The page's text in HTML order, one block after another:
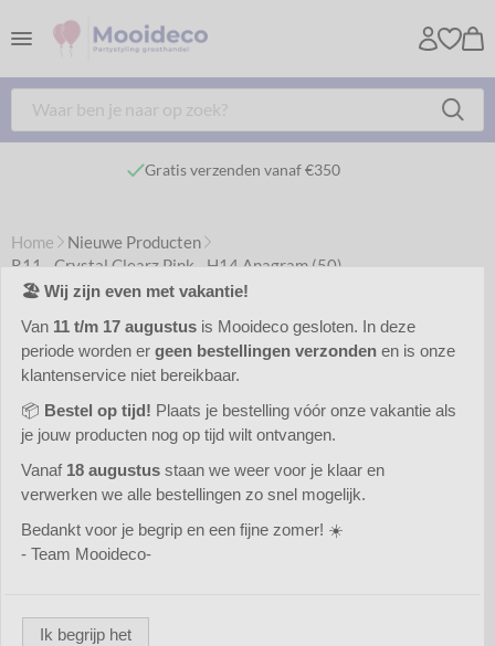
Gratis verzenden vanaf €350
Home
Nieuwe Producten
R11 - Crystal Clearz Pink - H14 Anagram (50)
🏖️ Wij zijn even met vakantie!
Van 11 t/m 17 augustus is Mooideco gesloten. In deze
periode worden er geen bestellingen verzonden en is onze
klantenservice niet bereikbaar.
📦 Bestel op tijd! Plaats je bestelling vóór onze vakantie als
je jouw producten nog op tijd wilt ontvangen.
Vanaf 18 augustus staan we weer voor je klaar en
verwerken we alle bestellingen zo snel mogelijk.
Bedankt voor je begrip en een fijne zomer! ☀️
- Team Mooideco-
Ik begrijp het